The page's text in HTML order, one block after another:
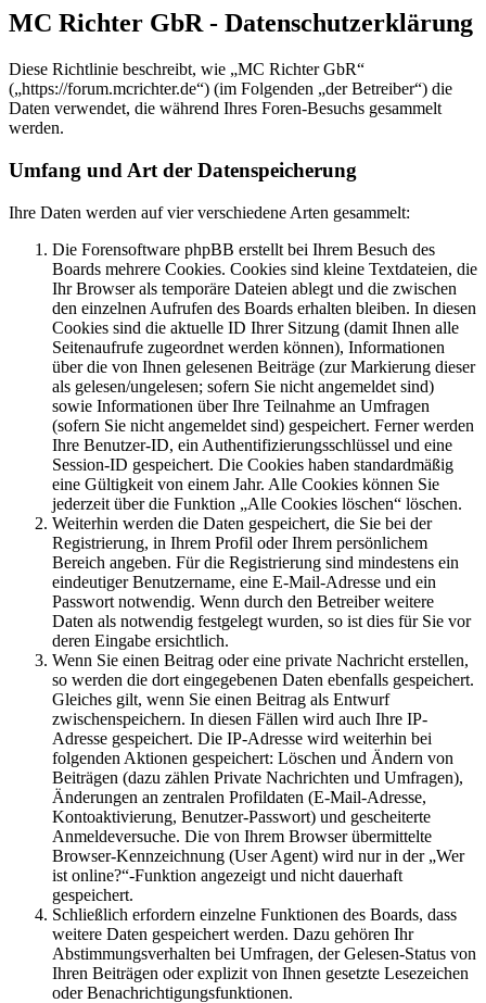
MC Richter GbR - Datenschutzerklärung
Diese Richtlinie beschreibt, wie „MC Richter GbR“
(„https://forum.mcrichter.de“) (im Folgenden „der Betreiber“) die
Daten verwendet, die während Ihres Foren-Besuchs gesammelt
werden.
Umfang und Art der Datenspeicherung
Ihre Daten werden auf vier verschiedene Arten gesammelt:
Die Forensoftware phpBB erstellt bei Ihrem Besuch des
Boards mehrere Cookies. Cookies sind kleine Textdateien, die
Ihr Browser als temporäre Dateien ablegt und die zwischen
den einzelnen Aufrufen des Boards erhalten bleiben. In diesen
Cookies sind die aktuelle ID Ihrer Sitzung (damit Ihnen alle
Seitenaufrufe zugeordnet werden können), Informationen
über die von Ihnen gelesenen Beiträge (zur Markierung dieser
als gelesen/ungelesen; sofern Sie nicht angemeldet sind)
sowie Informationen über Ihre Teilnahme an Umfragen
(sofern Sie nicht angemeldet sind) gespeichert. Ferner werden
Ihre Benutzer-ID, ein Authentifizierungsschlüssel und eine
Session-ID gespeichert. Die Cookies haben standardmäßig
eine Gültigkeit von einem Jahr. Alle Cookies können Sie
jederzeit über die Funktion „Alle Cookies löschen“ löschen.
Weiterhin werden die Daten gespeichert, die Sie bei der
Registrierung, in Ihrem Profil oder Ihrem persönlichem
Bereich angeben. Für die Registrierung sind mindestens ein
eindeutiger Benutzername, eine E-Mail-Adresse und ein
Passwort notwendig. Wenn durch den Betreiber weitere
Daten als notwendig festgelegt wurden, so ist dies für Sie vor
deren Eingabe ersichtlich.
Wenn Sie einen Beitrag oder eine private Nachricht erstellen,
so werden die dort eingegebenen Daten ebenfalls gespeichert.
Gleiches gilt, wenn Sie einen Beitrag als Entwurf
zwischenspeichern. In diesen Fällen wird auch Ihre IP-
Adresse gespeichert. Die IP-Adresse wird weiterhin bei
folgenden Aktionen gespeichert: Löschen und Ändern von
Beiträgen (dazu zählen Private Nachrichten und Umfragen),
Änderungen an zentralen Profildaten (E-Mail-Adresse,
Kontoaktivierung, Benutzer-Passwort) und gescheiterte
Anmeldeversuche. Die von Ihrem Browser übermittelte
Browser-Kennzeichnung (User Agent) wird nur in der „Wer
ist online?“-Funktion angezeigt und nicht dauerhaft
gespeichert.
Schließlich erfordern einzelne Funktionen des Boards, dass
weitere Daten gespeichert werden. Dazu gehören Ihr
Abstimmungsverhalten bei Umfragen, der Gelesen-Status von
Ihren Beiträgen oder explizit von Ihnen gesetzte Lesezeichen
oder Benachrichtigungsfunktionen.